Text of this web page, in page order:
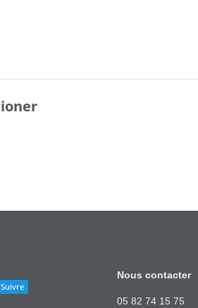
Suivre
Nous contacter
05 82 74 15 75